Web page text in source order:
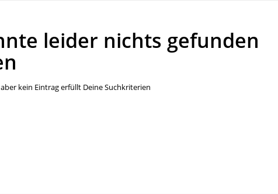
leider nichts gefunden
kein Eintrag erfüllt Deine Suchkriterien